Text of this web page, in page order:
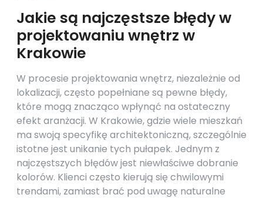
Jakie są najczęstsze błędy w
projektowaniu wnętrz w
Krakowie
W procesie projektowania wnętrz, niezależnie od
lokalizacji, często popełniane są pewne błędy,
które mogą znacząco wpłynąć na ostateczny
efekt aranżacji. W Krakowie, gdzie wiele mieszkań
ma swoją specyfikę architektoniczną, szczególnie
istotne jest unikanie tych pułapek. Jednym z
najczęstszych błędów jest niewłaściwe dobranie
kolorów. Klienci często kierują się chwilowymi
trendami, zamiast brać pod uwagę naturalne